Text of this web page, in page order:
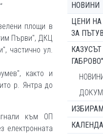
площи в
Първи", ДКЦ
частично ул.
както и
р. Янтра до
към ОП
електронната
НОВИНИ
ЦЕНИ
ЗА